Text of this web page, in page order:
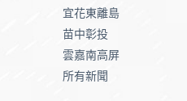
宜花東離島
苗中彰投
雲嘉南高屏
所有新聞